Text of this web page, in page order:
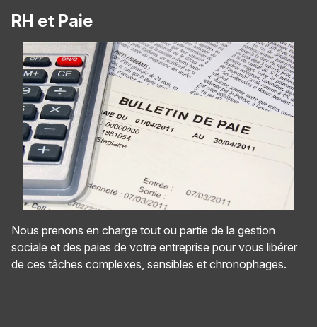
RH et Paie
Nous prenons en charge tout ou partie de la gestion
sociale et des paies de votre entreprise pour vous libérer
de ces tâches complexes, sensibles et chronophages.